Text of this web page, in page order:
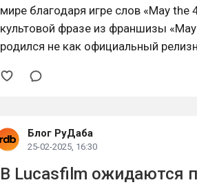
мире благодаря игре слов «May
культовой фразе из франшизы
родился не как официальный
когда сторонники Маргарет Тэтчер
Блог РуДаба
25-02-2025, 16:30
В Lucasfilm ожидаются